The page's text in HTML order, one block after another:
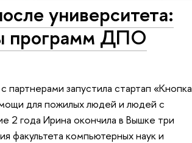
университета:
программ ДПО
запустила стартап «Кнопка
для пожилых людей и людей с
2 года Ирина окончила в Вышке три
факультета компьютерных наук и